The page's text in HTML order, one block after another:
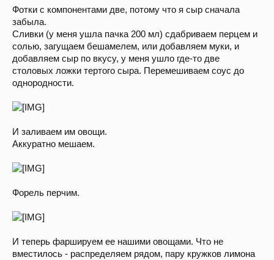
Фотки с компонентами две, потому что я сыр сначала
забыла.
Сливки (у меня ушла пачка 200 мл) сдабриваем перцем и
солью, загущаем бешамелем, или добавляем муки, и
добавляем сыр по вкусу, у меня ушло где-то две
столовых ложки тертого сыра. Перемешиваем соус до
однородности.
И заливаем им овощи.
Аккуратно мешаем.
Форель перчим.
И теперь фаршируем ее нашими овощами. Что не
вместилось - распределяем рядом, пару кружков лимона